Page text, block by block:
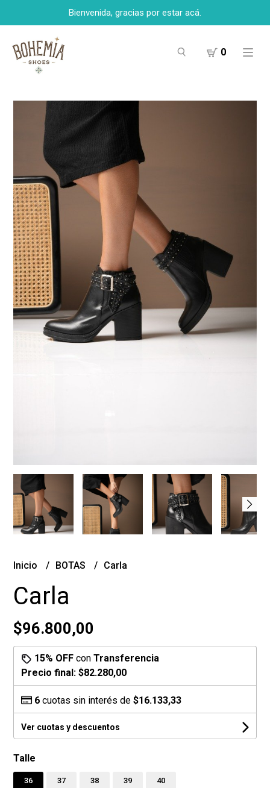
Bienvenida, gracias por estar acá.
0
Inicio BOTAS Carla
Carla
$96.800,00
15% OFF conTransferencia
Precio final:$82.280,00
6 cuotas sin interés de$16.133,33
Ver cuotas y descuentos
Talle
36 37 38 39 40